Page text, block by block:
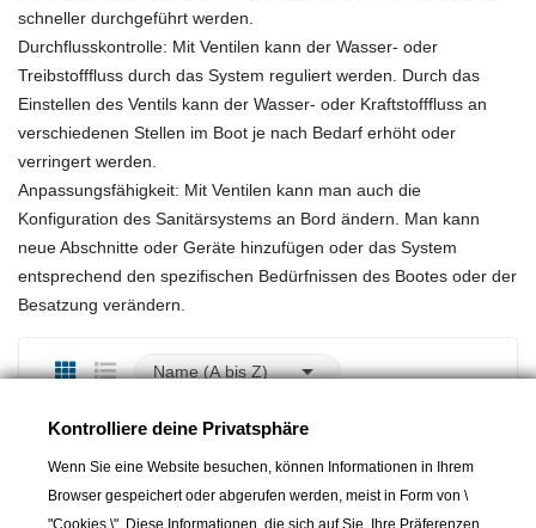
schneller durchgeführt werden.
Durchflusskontrolle: Mit Ventilen kann der Wasser- oder
Treibstofffluss durch das System reguliert werden. Durch das
Einstellen des Ventils kann der Wasser- oder Kraftstofffluss an
verschiedenen Stellen im Boot je nach Bedarf erhöht oder
verringert werden.
Anpassungsfähigkeit: Mit Ventilen kann man auch die
Konfiguration des Sanitärsystems an Bord ändern. Man kann
neue Abschnitte oder Geräte hinzufügen oder das System
entsprechend den spezifischen Bedürfnissen des Bootes oder der
Besatzung verändern.
Name (A bis Z) 
Filter
Kontrolliere deine Privatsphäre
Wenn Sie eine Website besuchen, können Informationen in Ihrem
Browser gespeichert oder abgerufen werden, meist in Form von \
"Cookies \". Diese Informationen, die sich auf Sie, Ihre Präferenzen